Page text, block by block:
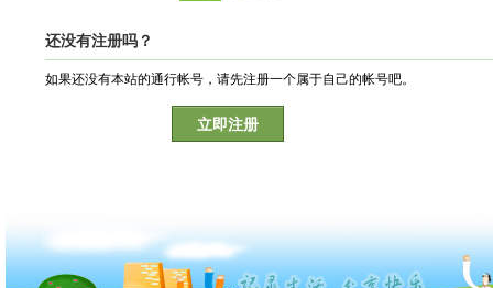
还没有注册吗？
如果还没有本站的通行帐号，请先注册一个属于自己的帐号吧。
立即注册